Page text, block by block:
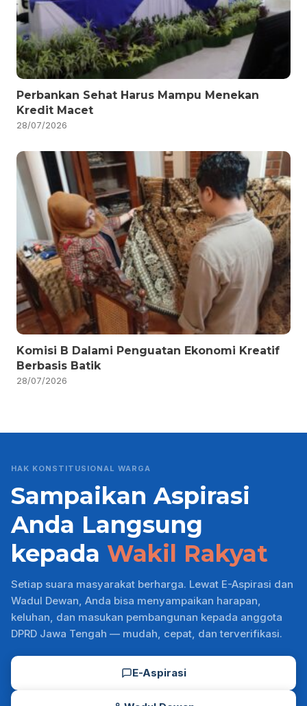
Perbankan Sehat Harus Mampu Menekan
Kredit Macet
28/07/2026
Komisi B Dalami Penguatan Ekonomi Kreatif
Berbasis Batik
28/07/2026
HAK KONSTITUSIONAL WARGA
Sampaikan Aspirasi
Anda Langsung
kepada Wakil Rakyat
Setiap suara masyarakat berharga. Lewat E-Aspirasi dan
Wadul Dewan, Anda bisa menyampaikan harapan,
keluhan, dan masukan pembangunan kepada anggota
DPRD Jawa Tengah — mudah, cepat, dan terverifikasi.
E-Aspirasi